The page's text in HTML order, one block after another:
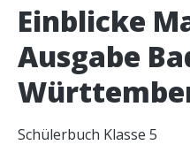
Einblicke
Ausgabe
Schülerbuch Klasse 5